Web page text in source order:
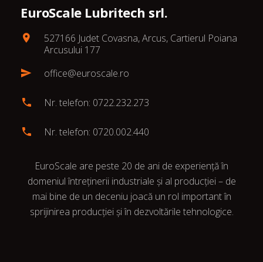
EuroScale Lubritech srl.
527166 Judet Covasna, Arcus, Cartierul Poiana
Arcusului 177
office@euroscale.ro
Nr. telefon: 0722.232.273
Nr. telefon: 0720.002.440
EuroScale are peste 20 de ani de experiență în
domeniul întreținerii industriale și al producției – de
mai bine de un deceniu joacă un rol important în
sprijinirea producției și în dezvoltările tehnologice.